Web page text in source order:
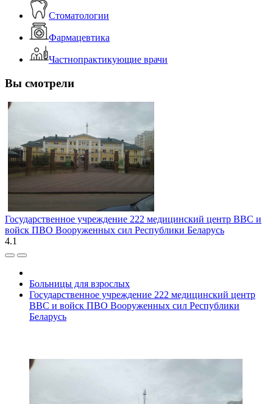
Стоматологии
Фармацевтика
Частнопрактикующие врачи
Вы смотрели
Государственное учреждение 222 медицинский центр ВВС и
войск ПВО Вооруженных сил Республики Беларусь
4.1
Больницы для взрослых
Государственное учреждение 222 медицинский центр
ВВС и войск ПВО Вооруженных сил Республики
Беларусь